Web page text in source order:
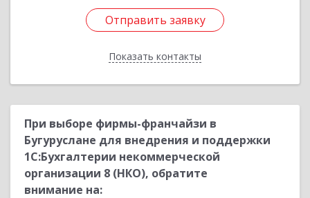
Отправить заявку
Показать контакты
Отправить заявку
Назад
При выборе фирмы-франчайзи в
Бугуруслане для внедрения и поддержки
1С:Бухгалтерии некоммерческой
организации 8 (НКО), обратите
внимание на: